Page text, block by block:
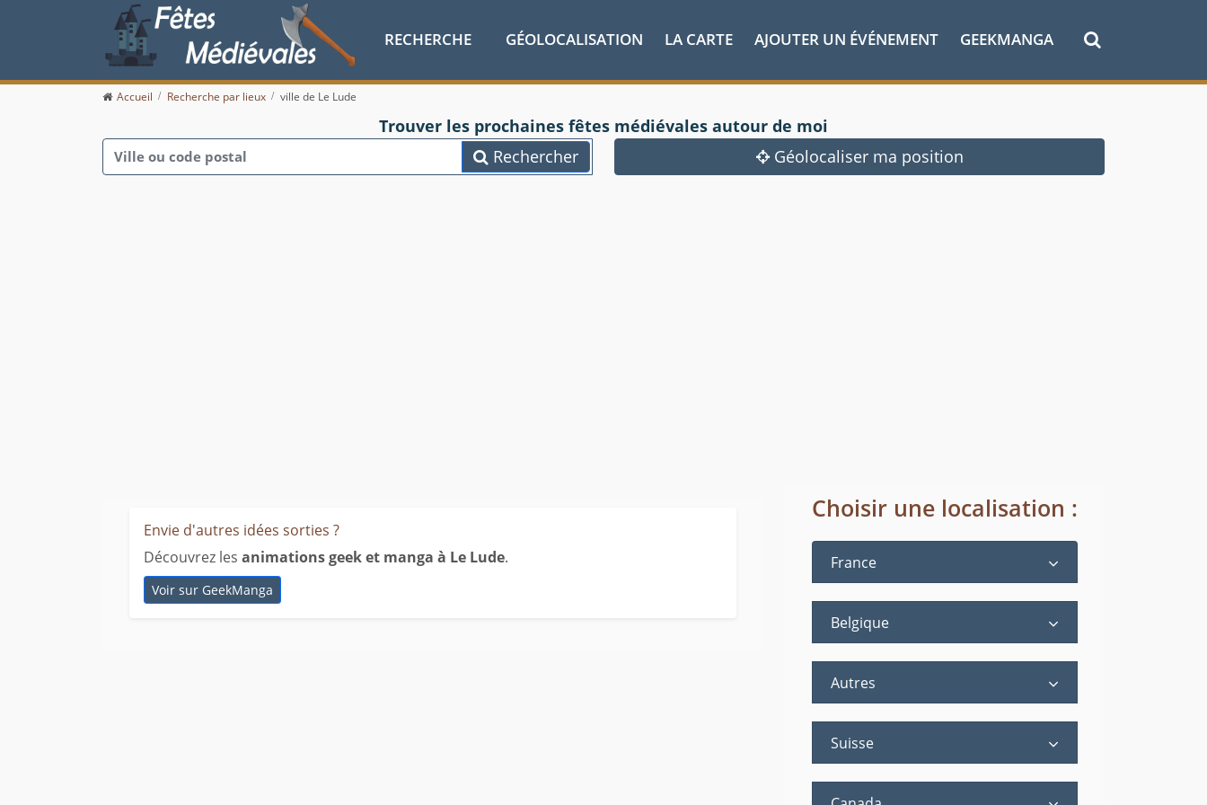
RECHERCHE GÉOLOCALISATION LA CARTE AJOUTER UN ÉVÉNEMENT GEEKMANGA
Accueil Recherche par lieux ville de Le Lude
Trouver les prochaines fêtes médiévales autour de moi
Rechercher
Géolocaliser ma position
Envie d'autres idées sorties ?
Découvrez les animations geek et manga à Le Lude.
Voir sur GeekManga
Choisir une localisation :
France
Belgique
Autres
Suisse